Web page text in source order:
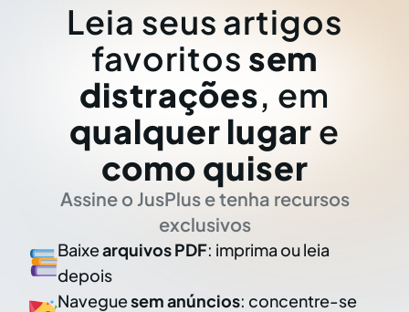
Leia seus artigos
favoritos sem
distrações, em
qualquer lugar e
como quiser
Assine o JusPlus e tenha recursos
exclusivos
Baixearquivos PDF: imprima ou leia
depois
Naveguesem anúncios: concentre-se